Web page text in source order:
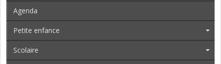
Agenda
Petite enfance
Scolaire